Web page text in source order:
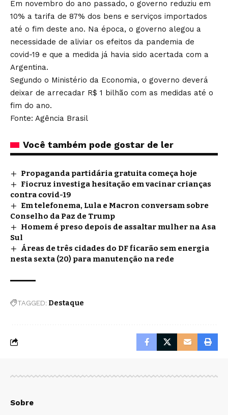
Em novembro do ano passado, o governo reduziu em
10% a tarifa de 87% dos bens e serviços importados
até o fim deste ano. Na época, o governo alegou a
necessidade de aliviar os efeitos da pandemia de
covid-19 e que a medida já havia sido acertada com a
Argentina.
Segundo o Ministério da Economia, o governo deverá
deixar de arrecadar R$ 1 bilhão com as medidas até o
fim do ano.
Fonte: Agência Brasil
Você também pode gostar de ler
Propaganda partidária gratuita começa hoje
Fiocruz investiga hesitação em vacinar crianças
contra covid-19
Em telefonema, Lula e Macron conversam sobre
Conselho da Paz de Trump
Homem é preso depois de assaltar mulher na Asa
Sul
Áreas de três cidades do DF ficarão sem energia
nesta sexta (20) para manutenção na rede
TAGGED: Destaque
Sobre